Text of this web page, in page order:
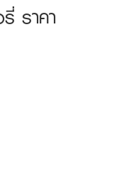
รี่ ราคา